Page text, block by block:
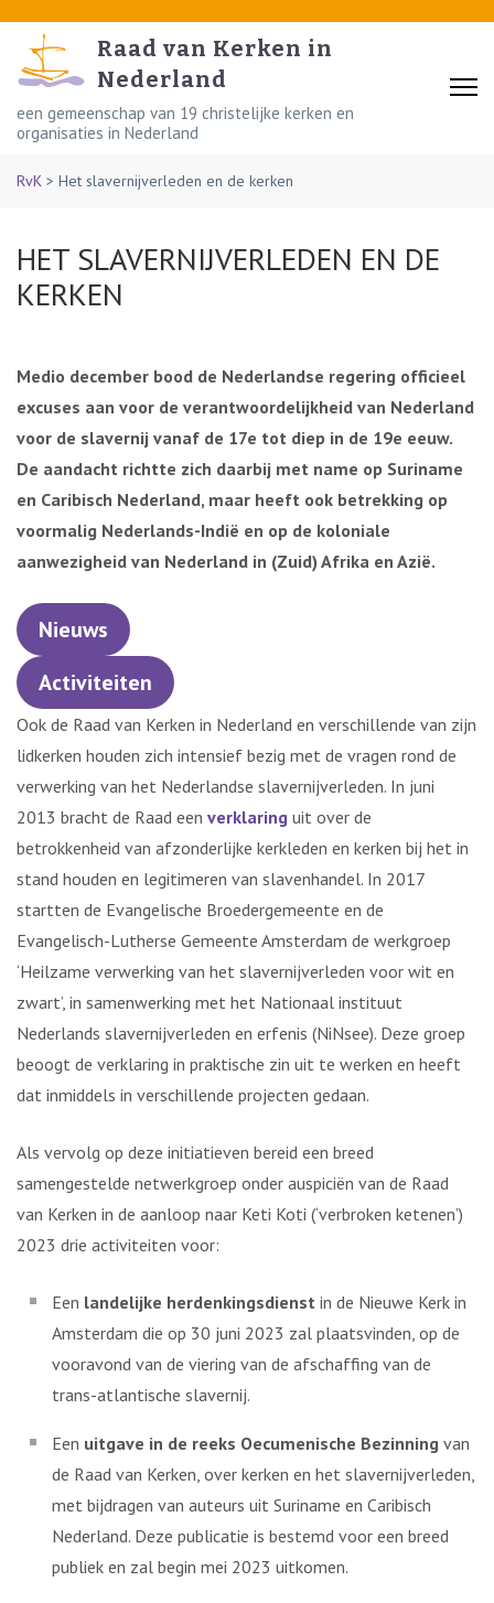
content
(Press
Enter)
Raad van Kerken in
Nederland
een gemeenschap van 19 christelijke kerken en
organisaties in Nederland
RvK > Het slavernijverleden en de kerken
HET SLAVERNIJVERLEDEN EN DE
KERKEN
Medio december bood de Nederlandse regering officieel
excuses aan voor de verantwoordelijkheid van Nederland
voor de slavernij vanaf de 17e tot diep in de 19e eeuw.
De aandacht richtte zich daarbij met name op Suriname
en Caribisch Nederland, maar heeft ook betrekking op
voormalig Nederlands-Indië en op de koloniale
aanwezigheid van Nederland in (Zuid) Afrika en Azië.
Nieuws
Activiteiten
Ook de Raad van Kerken in Nederland en verschillende van zijn
lidkerken houden zich intensief bezig met de vragen rond de
verwerking van het Nederlandse slavernijverleden. In juni
2013 bracht de Raad een verklaring uit over de
betrokkenheid van afzonderlijke kerkleden en kerken bij het in
stand houden en legitimeren van slavenhandel. In 2017
startten de Evangelische Broedergemeente en de
Evangelisch-Lutherse Gemeente Amsterdam de werkgroep
‘Heilzame verwerking van het slavernijverleden voor wit en
zwart’, in samenwerking met het Nationaal instituut
Nederlands slavernijverleden en erfenis (NiNsee). Deze groep
beoogt de verklaring in praktische zin uit te werken en heeft
dat inmiddels in verschillende projecten gedaan.
Als vervolg op deze initiatieven bereid een breed
samengestelde netwerkgroep onder auspiciën van de Raad
van Kerken in de aanloop naar Keti Koti (‘verbroken ketenen’)
2023 drie activiteiten voor:
Een landelijke herdenkingsdienst in de Nieuwe Kerk in
Amsterdam die op 30 juni 2023 zal plaatsvinden, op de
vooravond van de viering van de afschaffing van de
trans-atlantische slavernij.
Een uitgave in de reeks Oecumenische Bezinning van
de Raad van Kerken, over kerken en het slavernijverleden,
met bijdragen van auteurs uit Suriname en Caribisch
Nederland. Deze publicatie is bestemd voor een breed
publiek en zal begin mei 2023 uitkomen.